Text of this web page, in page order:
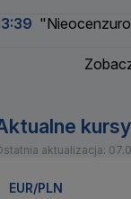
kursy
aktualizacja:
EUR/PLN